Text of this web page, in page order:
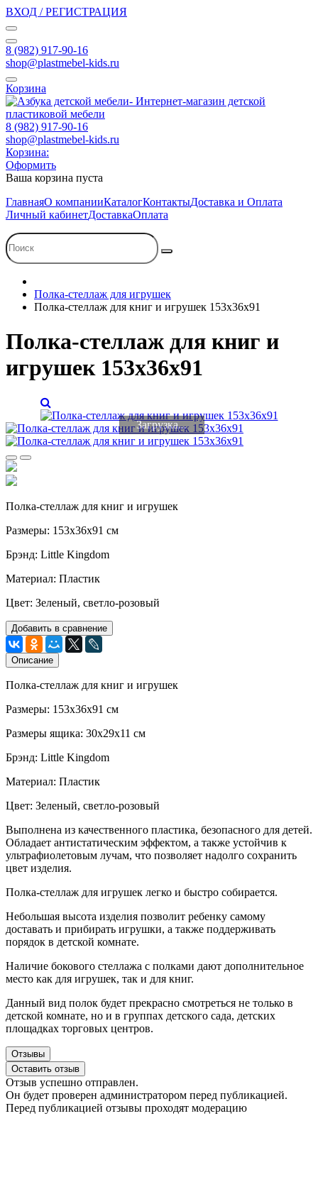
ВХОД / РЕГИСТРАЦИЯ
8 (982) 917-90-16
shop@plastmebel-kids.ru
Корзина
8 (982) 917-90-16
shop@plastmebel-kids.ru
Корзина:
Оформить
Ваша корзина пуста
ГлавнаяО компанииКаталогКонтактыДоставка и Оплата
Личный кабинетДоставкаОплата
Полка-стеллаж для игрушек
Полка-стеллаж для книг и игрушек 153х36х91
Полка-стеллаж для книг и
игрушек 153х36х91
Загрузка...
Полка-стеллаж для книг и игрушек
Размеры: 153х36х91 см
Брэнд: Little Kingdom
Материал: Пластик
Цвет: Зеленый, светло-розовый
Добавить в сравнение
Описание
Полка-стеллаж для книг и игрушек
Размеры: 153х36х91 см
Размеры ящика: 30х29х11 см
Брэнд: Little Kingdom
Материал: Пластик
Цвет: Зеленый, светло-розовый
Выполнена из качественного пластика, безопасного для детей.
Обладает антистатическим эффектом, а также устойчив к
ультрафиолетовым лучам, что позволяет надолго сохранить
цвет изделия.
Полка-стеллаж для игрушек легко и быстро собирается.
Небольшая высота изделия позволит ребенку самому
доставать и прибирать игрушки, а также поддерживать
порядок в детской комнате.
Наличие бокового стеллажа с полками дают дополнительное
место как для игрушек, так и для книг.
Данный вид полок будет прекрасно смотреться не только в
детской комнате, но и в группах детского сада, детских
площадках торговых центров.
Отзывы
Оставить отзыв
Отзыв успешно отправлен.
Он будет проверен администратором перед публикацией.
Перед публикацией отзывы проходят модерацию